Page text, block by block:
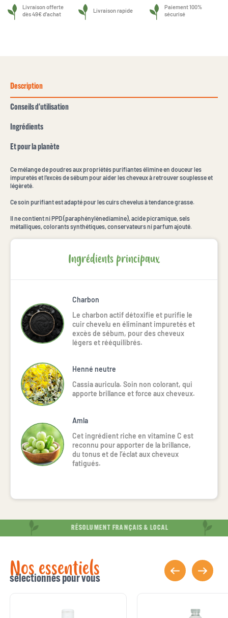
Livraison offerte
dès 49€ d’achat
Livraison rapide
Paiement 100%
sécurisé
Description
Conseils d'utilisation
Ingrédients
Et pour la planète
Ce mélange de poudres aux propriétés purifiantes élimine en douceur les
impuretés et l'excès de sébum pour aider les cheveux à retrouver souplesse et
légèreté.
Ce soin purifiant est adapté pour les cuirs chevelus à tendance grasse.
Il ne contient ni PPD (paraphénylènediamine), acide picramique, sels
métalliques, colorants synthétiques, conservateurs ni parfum ajouté.
Ingrédients principaux
Charbon
Le charbon actif détoxifie et purifie le
cuir chevelu en éliminant impuretés et
excès de sébum, pour des cheveux
légers et rééquilibrés.
Henné neutre
Cassia auricula. Soin non colorant, qui
apporte brillance et force aux cheveux.
Amla
Cet ingrédient riche en vitamine C est
reconnu pour apporter de la brillance,
du tonus et de l’éclat aux cheveux
fatigués.
RÉSOLUMENT FRANÇAIS & LOCAL
Nos essentiels
sélectionnés pour vous